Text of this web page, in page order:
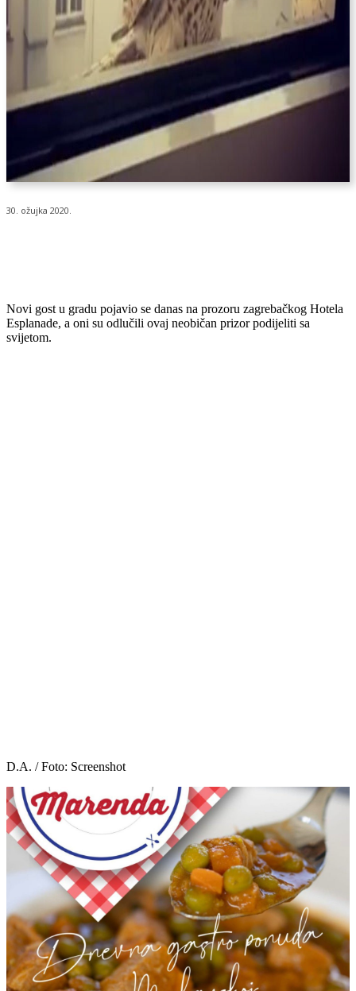
30. ožujka 2020.
Novi gost u gradu pojavio se danas na prozoru zagrebačkog Hotela
Esplanade, a oni su odlučili ovaj neobičan prizor podijeliti sa
svijetom.
D.A. / Foto: Screenshot